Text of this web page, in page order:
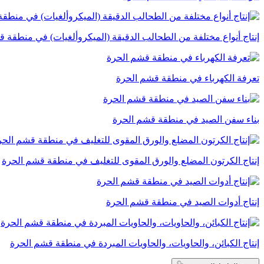
إنتاج أنواع مختلفة من الطحالب الدقيقة (الميكروألغيات) في
تعرفة الكهرباء في منطقة قشم الحرة
بناء سفن الصيد في منطقة قشم الحرة
إنتاج الكرتون المضلع والورق المقوى للتغليف في منطقة قشم الحرة
إنتاج أدوات الصيد في منطقة قشم الحرة
إنتاج الكبائن، والحاويات، والحاويات المبردة في منطقة قشم الحرة